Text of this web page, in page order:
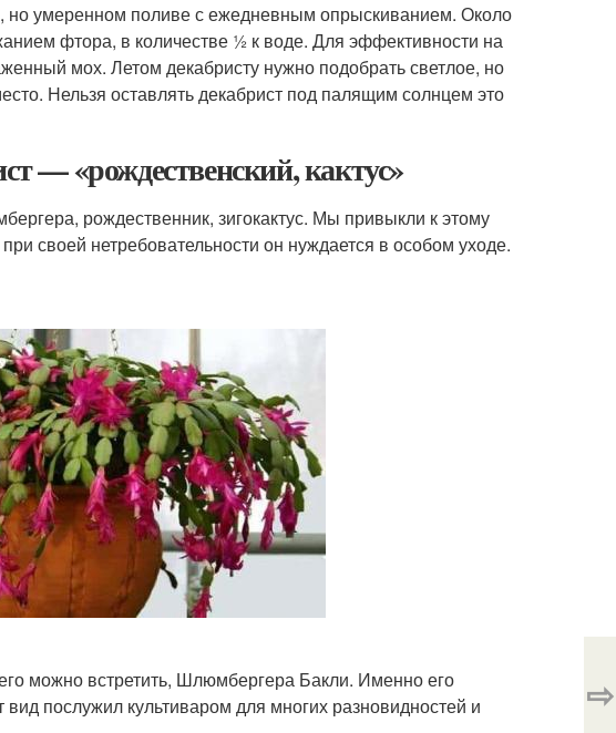
но умеренном поливе с ежедневным опрыскиванием. Около
фтора, в количестве ½ к воде. Для эффективности на
мох. Летом декабристу нужно подобрать светлое, но
Нельзя оставлять декабрист под палящим солнцем это
— «рождественский, кактус»
рождественник, зигокактус. Мы привыкли к этому
своей нетребовательности он нуждается в особом уходе.
можно встретить, Шлюмбергера Бакли. Именно его
послужил культиваром для многих разновидностей и
⇨